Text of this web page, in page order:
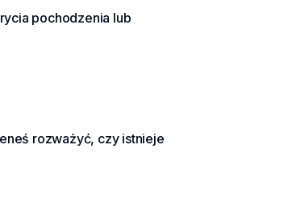
pochodzenia lub
rozważyć, czy istnieje